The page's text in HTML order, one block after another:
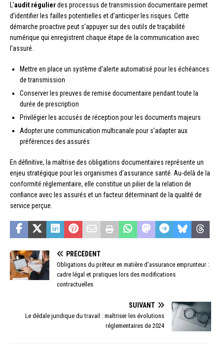
L’audit régulierdes processus de transmission documentaire permet
d’identifier les failles potentielles et d’anticiper les risques. Cette
démarche proactive peut s’appuyer sur des outils de traçabilité
numérique qui enregistrent chaque étape de la communication avec
l’assuré.
Mettre en place un système d’alerte automatisé pour les échéances
de transmission
Conserver les preuves de remise documentaire pendant toute la
durée de prescription
Privilégier les accusés de réception pour les documents majeurs
Adopter une communication multicanale pour s’adapter aux
préférences des assurés
En définitive, la maîtrise des obligations documentaires représente un
enjeu stratégique pour les organismes d’assurance santé. Au-delà de la
conformité réglementaire, elle constitue un pilier de la relation de
confiance avec les assurés et un facteur déterminant de la qualité de
service perçue.
PRÉCÉDENT
Obligations du prêteur en matière d’assurance emprunteur :
cadre légal et pratiques lors des modifications
contractuelles
SUIVANT
Le dédale juridique du travail : maîtriser les évolutions
réglementaires de 2024